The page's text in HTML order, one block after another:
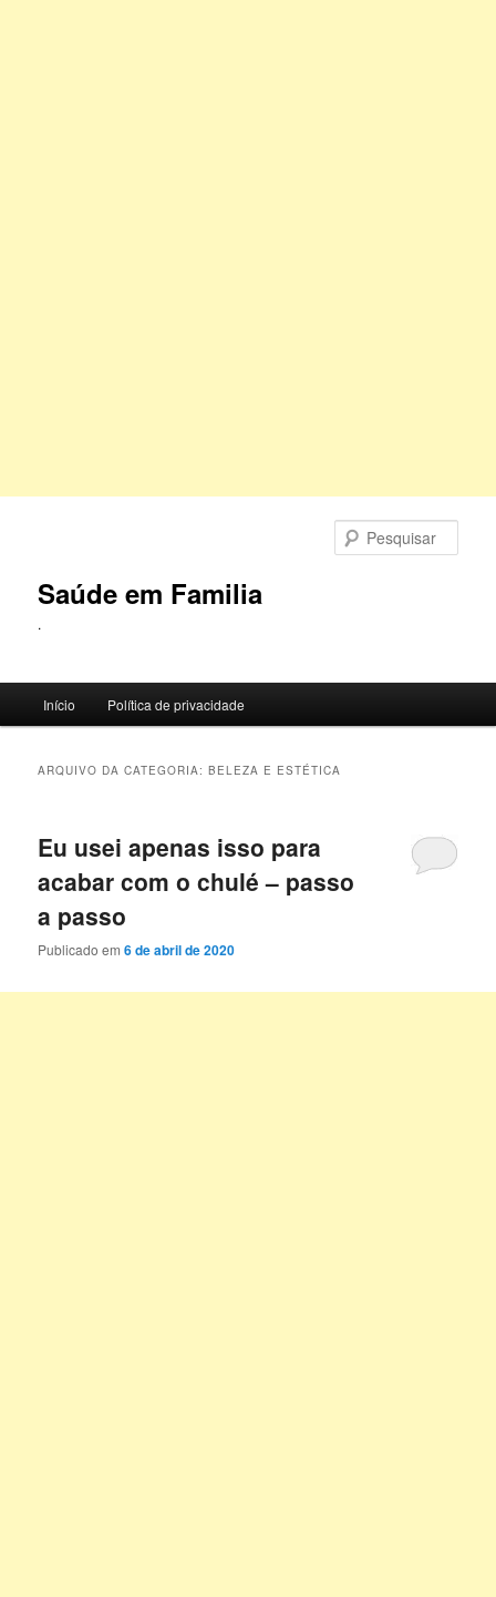
principal
secundário
Saúde em Familia
.
principal
Início Política de privacidade
ARQUIVO DA CATEGORIA:BELEZA E ESTÉTICA
Eu usei apenas isso para
acabar com o chulé – passo
a passo
Publicado em6 de abril de 2020